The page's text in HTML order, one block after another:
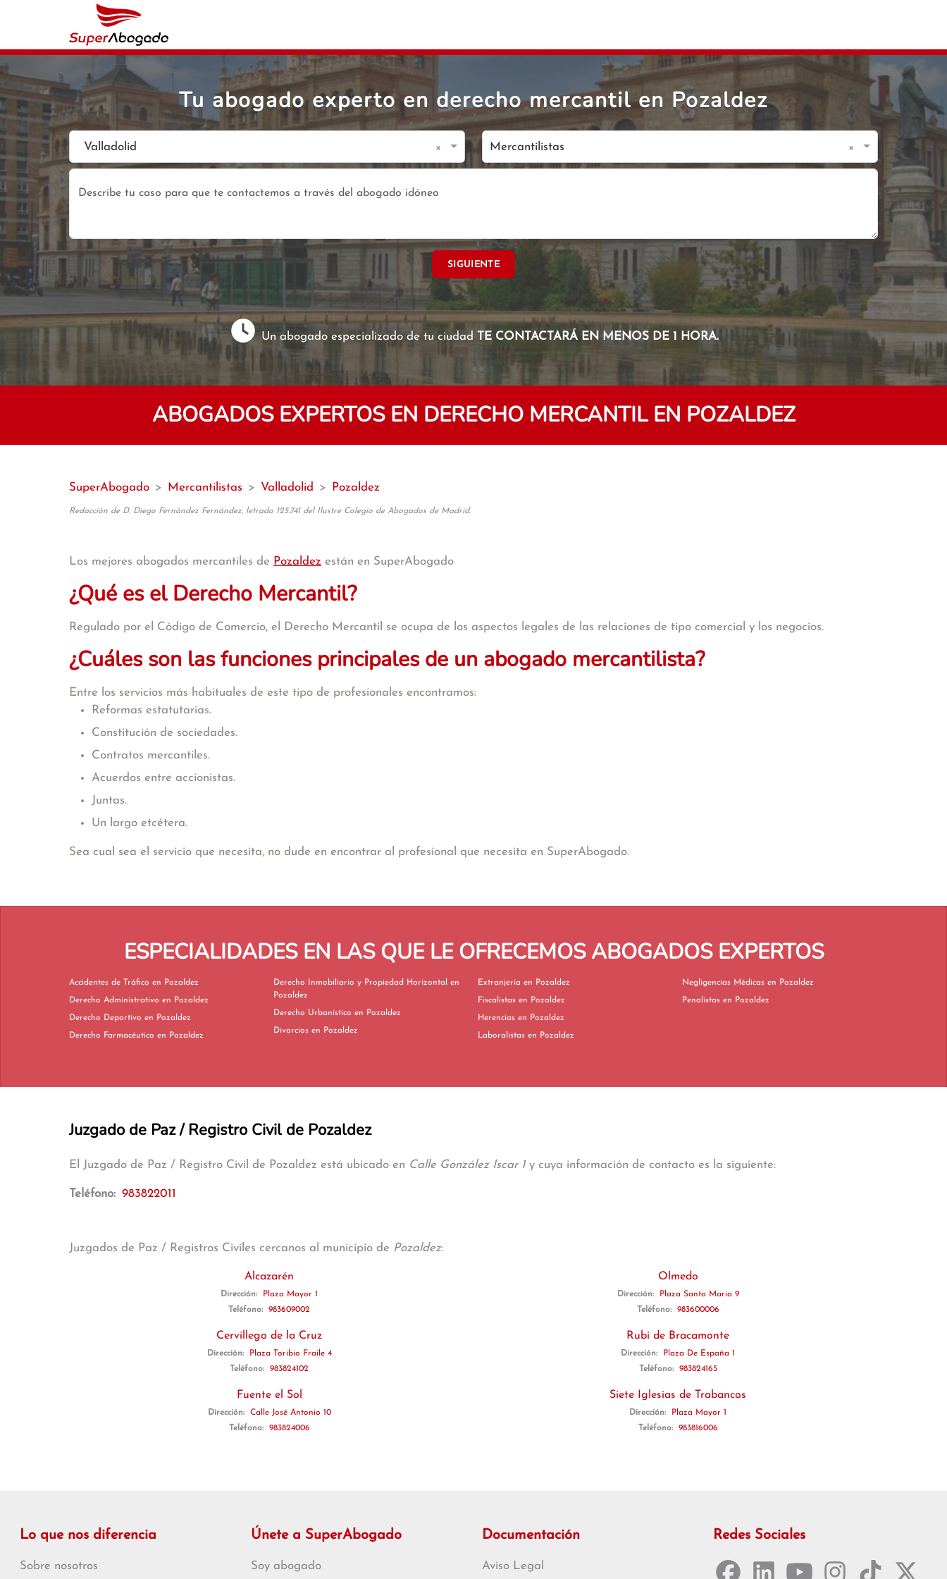
Tu abogado experto en derecho mercantil en Pozaldez
Valladolid × Mercantilistas ×
SIGUIENTE
Un abogado especializado de tu ciudad TE CONTACTARÁ EN MENOS DE 1 HORA.
ABOGADOS EXPERTOS EN DERECHO MERCANTIL EN POZALDEZ
SuperAbogado > Mercantilistas > Valladolid > Pozaldez
Redacción de D. Diego Fernández Fernández, letrado 125.741 del Ilustre Colegio de Abogados de Madrid.
Los mejores abogados mercantiles de Pozaldez están en SuperAbogado
¿Qué es el Derecho Mercantil?
Regulado por el Código de Comercio, el Derecho Mercantil se ocupa de los aspectos legales de las relaciones de tipo comercial y los negocios.
¿Cuáles son las funciones principales de un abogado mercantilista?
Entre los servicios más habituales de este tipo de profesionales encontramos:
Reformas estatutarias.
Constitución de sociedades.
Contratos mercantiles.
Acuerdos entre accionistas.
Juntas.
Un largo etcétera.
Sea cual sea el servicio que necesita, no dude en encontrar al profesional que necesita en SuperAbogado.
ESPECIALIDADES EN LAS QUE LE OFRECEMOS ABOGADOS EXPERTOS
Accidentes de Tráfico en Pozaldez
Derecho Administrativo en Pozaldez
Derecho Deportivo en Pozaldez
Derecho Farmacéutico en Pozaldez
Derecho Inmobiliario y Propiedad Horizontal en
Pozaldez
Derecho Urbanístico en Pozaldez
Divorcios en Pozaldez
Extranjería en Pozaldez
Fiscalistas en Pozaldez
Herencias en Pozaldez
Laboralistas en Pozaldez
Negligencias Médicas en Pozaldez
Penalistas en Pozaldez
Juzgado de Paz / Registro Civil de Pozaldez
El Juzgado de Paz / Registro Civil de Pozaldez está ubicado en Calle González Iscar 1y cuya información de contacto es la siguiente:
Teléfono: 983822011
Juzgados de Paz / Registros Civiles cercanos al municipio de Pozaldez:
Alcazarén
Dirección:
Plaza Mayor 1
Teléfono:
983609002
Cervillego de la Cruz
Dirección:
Plaza Toribio Fraile 4
Teléfono:
983824102
Fuente el Sol
Dirección:
Calle José Antonio 10
Teléfono:
983824006
Olmedo
Dirección:
Plaza Santa María 9
Teléfono:
983600006
Rubí de Bracamonte
Dirección:
Plaza De España 1
Teléfono:
983824165
Siete Iglesias de Trabancos
Dirección:
Plaza Mayor 1
Teléfono:
983816006
Lo que nos diferencia
Sobre nosotros
Únete a SuperAbogado
Soy abogado
Documentación
Aviso Legal
Redes Sociales